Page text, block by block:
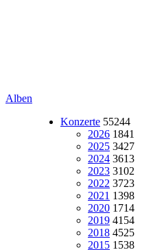
Alben
Konzerte 55244
2026 1841
2025 3427
2024 3613
2023 3102
2022 3723
2021 1398
2020 1714
2019 4154
2018 4525
2015 1538